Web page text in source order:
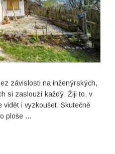
závislosti na inženýrských,
si zaslouží každý. Žiji to, v
vidět i vyzkoušet. Skutečně
ploše …